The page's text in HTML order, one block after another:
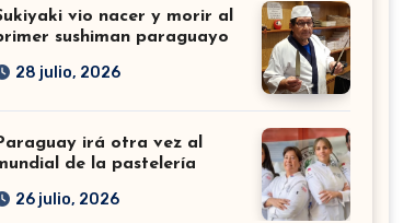
vio nacer y morir al
sushiman paraguayo
28 julio, 2026
irá otra vez al
de la pastelería
26 julio, 2026